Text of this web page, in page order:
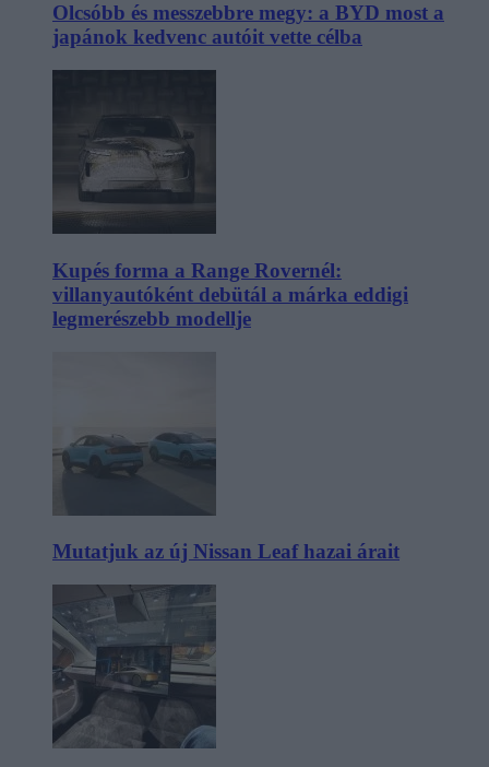
Olcsóbb és messzebbre megy: a BYD most a
japánok kedvenc autóit vette célba
Kupés forma a Range Rovernél:
villanyautóként debütál a márka eddigi
legmerészebb modellje
Mutatjuk az új Nissan Leaf hazai árait